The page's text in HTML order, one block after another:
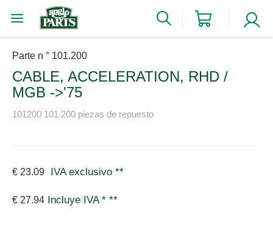
Parte n ° 101.200
CABLE, ACCELERATION, RHD /
MGB ->'75
101200 101.200 piezas de repuesto
€ 23.09 IVA exclusivo **
€ 27.94 Incluye IVA * **